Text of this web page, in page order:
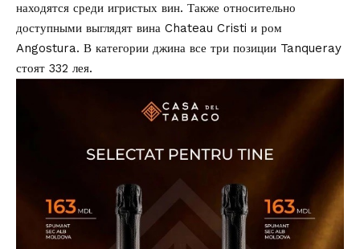
находятся среди игристых вин. Также относительно
доступными выглядят вина Chateau Cristi и ром
Angostura. В категории джина все три позиции Tanqueray
стоят 332 лея.